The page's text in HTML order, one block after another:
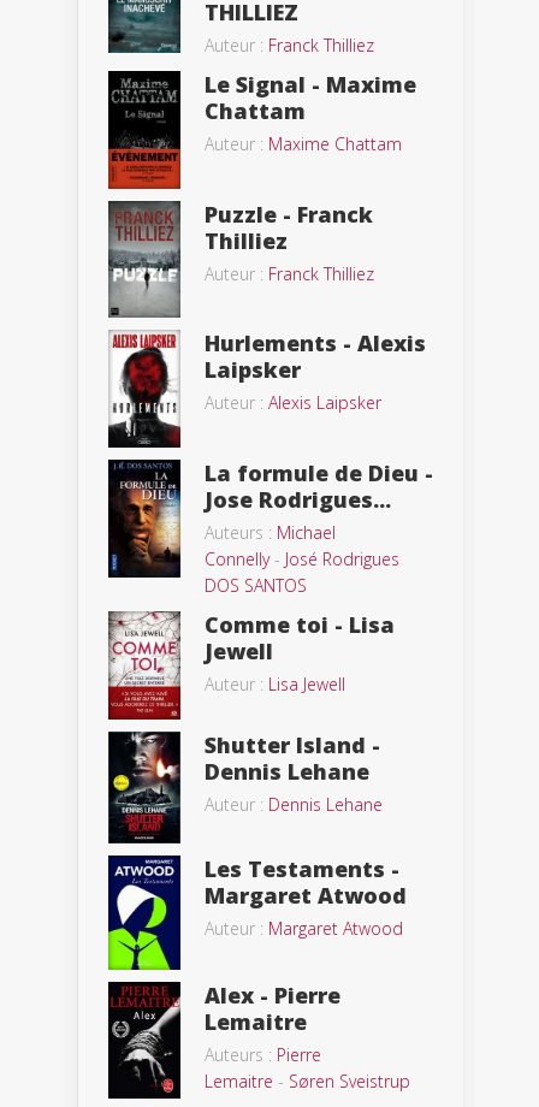
THILLIEZ
Auteur : Franck Thilliez
Le Signal - Maxime
Chattam
Auteur : Maxime Chattam
Puzzle - Franck
Thilliez
Auteur : Franck Thilliez
Hurlements - Alexis
Laipsker
Auteur : Alexis Laipsker
La formule de Dieu -
Jose Rodrigues...
Auteurs : Michael
Connelly- José Rodrigues
DOS SANTOS
Comme toi - Lisa
Jewell
Auteur : Lisa Jewell
Shutter Island -
Dennis Lehane
Auteur : Dennis Lehane
Les Testaments -
Margaret Atwood
Auteur : Margaret Atwood
Alex - Pierre
Lemaitre
Auteurs : Pierre
Lemaitre - Søren Sveistrup